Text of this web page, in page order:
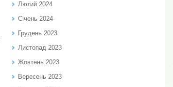
Лютий 2024
Січень 2024
Грудень 2023
Листопад 2023
Жовтень 2023
Вересень 2023